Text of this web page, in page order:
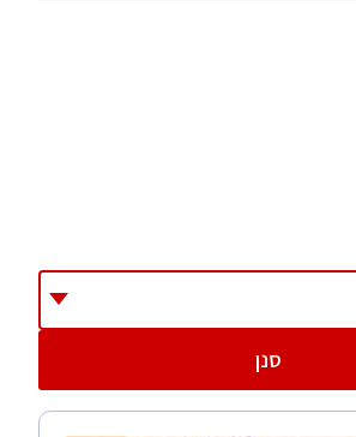
הבטיחות במבנה
סנן